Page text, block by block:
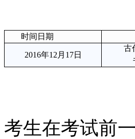
时间日期
2016年12月17日
古
考生在考试前